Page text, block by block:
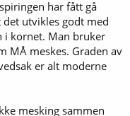
har fått gå
utvikles godt med
i kornet. Man bruker
MÅ meskes. Graden av
er alt moderne
mesking sammen